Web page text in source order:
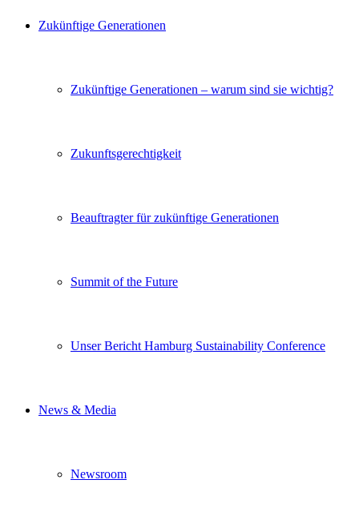
Zukünftige Generationen
Zukünftige Generationen – warum sind sie wichtig?
Zukunftsgerechtigkeit
Beauftragter für zukünftige Generationen
Summit of the Future
Unser Bericht Hamburg Sustainability Conference
News & Media
Newsroom